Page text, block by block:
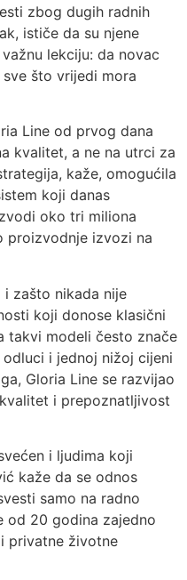
zbog dugih radnih
ističe da su njene
lekciju: da novac
što vrijedi mora
Line od prvog dana
kvalitet, a ne na utrci za
kaže, omogućila
koji danas
oko tri miliona
proizvodnje izvozi na
zašto nikada nije
koji donose klasični
takvi modeli često znače
i jednoj nižoj cijeni
Gloria Line se razvijao
i prepoznatljivost
i ljudima koji
kaže da se odnos
samo na radno
od 20 godina zajedno
privatne životne